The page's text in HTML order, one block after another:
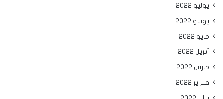
يوليو 2022
يونيو 2022
مايو 2022
أبريل 2022
مارس 2022
فبراير 2022